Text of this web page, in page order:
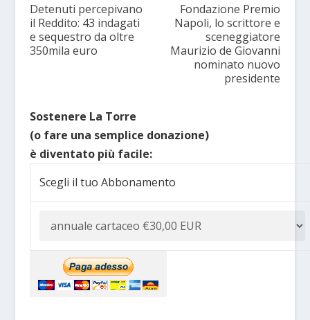
Detenuti percepivano
il Reddito: 43 indagati
e sequestro da oltre
350mila euro
Fondazione Premio
Napoli, lo scrittore e
sceneggiatore
Maurizio de Giovanni
nominato nuovo
presidente
Sostenere La Torre
(o fare una semplice donazione)
è diventato più facile:
Scegli il tuo Abbonamento